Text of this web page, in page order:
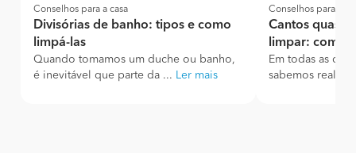
Conselhos para a casa
Divisórias de banho: tipos e como
limpá-las
Quando tomamos um duche ou banho,
é inevitável que parte da ... Ler mais
Conselhos para a
Cantos quase
limpar: como
Em todas as
sabemos